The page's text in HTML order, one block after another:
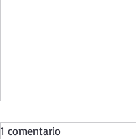
1 comentario